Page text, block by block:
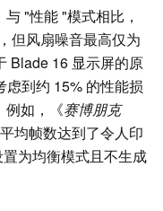
"性能 "模式相比，
但风扇噪音最高仅为
Blade 16 显示屏的原
到约 15% 的性能损
例如，《赛博朋克
均帧数达到了令人印
为均衡模式且不生成